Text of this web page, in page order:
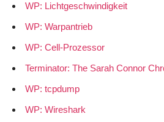
WP: Lichtgeschwindigkeit
WP: Warpantrieb
WP: Cell-Prozessor
Terminator: The Sarah Connor
WP: tcpdump
WP: Wireshark